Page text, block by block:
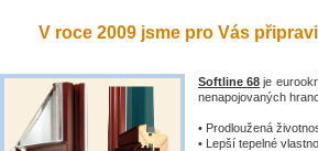
V roce 2009 jsme pro Vás
Softline 68 je
nenapojovaných
• Prodloužená
• Lepší tepelné